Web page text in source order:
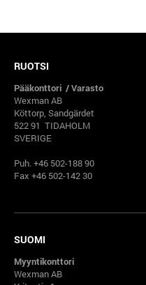
RUOTSI
Pääkonttori / Varasto
Wexman AB
Köttorp, Sandgärdet
522 91 TIDAHOLM
SVERIGE
Puh. +46 502-188 90
Fax +46 502-142 30
SUOMI
Myyntikonttori
Wexman AB